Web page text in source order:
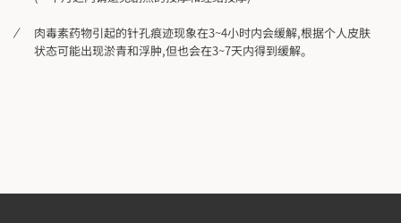
肉毒素药物引起的针孔痕迹现象在3~4小时内会缓解,根据个人皮肤
状态可能出现淤青和浮肿,但也会在3~7天内得到缓解。